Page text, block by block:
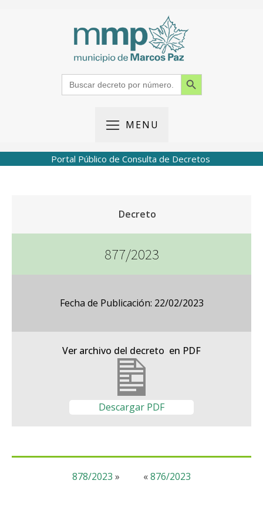
Search
for:
Search Button
MENU
Portal Público de Consulta de Decretos
Decreto
877/2023
Fecha de Publicación: 22/02/2023
Ver archivo del decreto en PDF
Descargar PDF
«876/2023
878/2023 »